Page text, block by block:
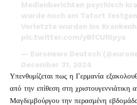
Medienberichten psychisch
wurde noch am Tatort
Verletzte wurden ins
pic.twitter.com/yBfCURIpya
— Euronews Deutsch
December 31, 2024
Υπενθυμίζεται πως η Γερμανία
από την επίθεση στη
Μαγδεμβούργου την περασμένη